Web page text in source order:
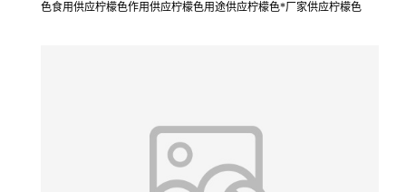
色食用供应柠檬色作用供应柠檬色用途供应柠檬色*厂家供应柠檬色